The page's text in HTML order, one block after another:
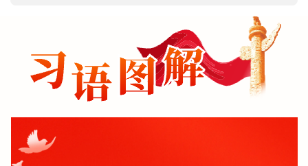
心用情关爱干部职工，保障生命财产安全，帮助解决实
际困难。 委党组成员、厅级领导，委总规划师，驻
委纪检监察组，机关各处室和所属单位主要负责同志参
加了会议。【查看详情】
提供了根本遵循和行动指南。要深入学习领会习近平党
建思想的政治意蕴、科学内涵和政治品格，准确理解和
把握“十四个坚持”的内在联系和实践要求。 会议强
调，要把学习贯彻习近平党建思想作为当前和今后一个
时期的一项重要政治任务，坚持读原著、学原文、悟原
理，逐篇研读《习近平党建文选》《习近平党建思想学
习纲要》等权威教材和辅助读物，通过理论学习中心